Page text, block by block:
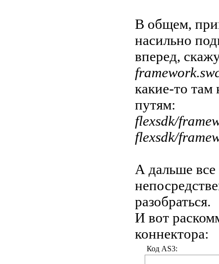
В общем,
насильно
вперед,
какие-то там
путям:
flexsdk/
flexsdk/
А дальше
разобраться.
И вот
коннектора:
Код AS3: